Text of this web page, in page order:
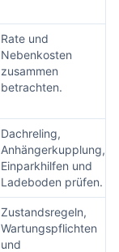
Rate und
Nebenkosten
zusammen
betrachten.
Dachreling,
Anhängerkupplung,
Einparkhilfen und
Ladeboden prüfen.
Zustandsregeln,
Wartungspflichten
und